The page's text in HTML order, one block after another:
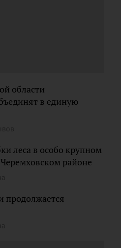
области
в единую
леса в особо крупном
районе
продолжается